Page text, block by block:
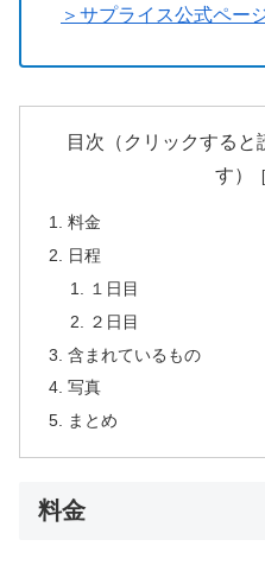
＞サプライス公式ペー
目次（クリックすると
す）
料金
日程
１日目
２日目
含まれているもの
写真
まとめ
料金